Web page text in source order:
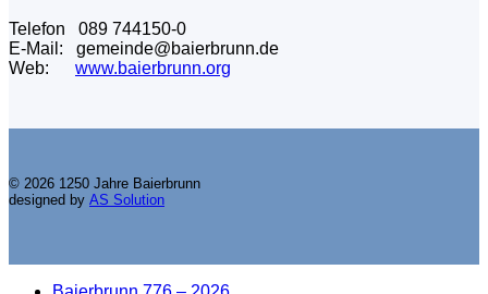
Telefon 089 744150-0
E-Mail: gemeinde@baierbrunn.de
Web: www.baierbrunn.org
© 2026 1250 Jahre Baierbrunn
designed by AS Solution